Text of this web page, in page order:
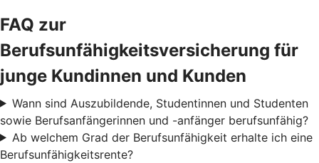
FAQ zur
Berufsunfähigkeitsversicherung für
junge Kundinnen und Kunden
Wann sind Auszubildende, Studentinnen und Studenten
sowie Berufsanfängerinnen und -anfänger berufsunfähig?
Ab welchem Grad der Berufsunfähigkeit erhalte ich eine
Berufsunfähigkeitsrente?